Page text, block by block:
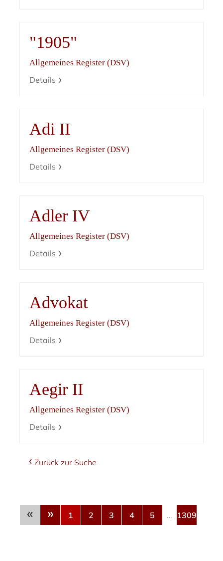
"1905"
Allgemeines Register (DSV)
Details
Adi II
Allgemeines Register (DSV)
Details
Adler IV
Allgemeines Register (DSV)
Details
Advokat
Allgemeines Register (DSV)
Details
Aegir II
Allgemeines Register (DSV)
Details
Zurück zur Suche
« » 1 2 3 4 5 … 1309